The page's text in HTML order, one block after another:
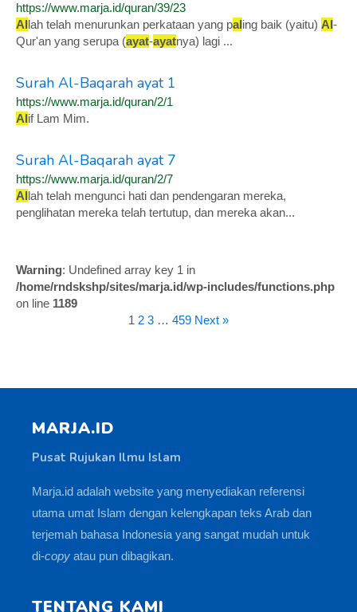
https://www.marja.id/quran/39/23
Allah telah menurunkan perkataan yang paling baik (yaitu) Al-
Qur'an yang serupa (ayat-ayatnya) lagi ...
Surah Al-Baqarah ayat 1
https://www.marja.id/quran/2/1
Alif Lam Mim.
Surah Al-Baqarah ayat 7
https://www.marja.id/quran/2/7
Allah telah mengunci hati dan pendengaran mereka,
penglihatan mereka telah tertutup, dan mereka akan...
Warning: Undefined array key 1 in
/home/rndskshp/sites/marja.id/wp-includes/functions.php
on line 1189
1 2 3 … 459 Next »
MARJA.ID
Pusat Rujukan Ilmu Islam
Marja.id adalah website yang menyediakan referensi
utama umat Islam dengan kelengkapan teks Arab dan
terjemah bahasa Indonesia yang sangat mudah untuk
di-copy atau pun dibagikan.
TENTANG KAMI